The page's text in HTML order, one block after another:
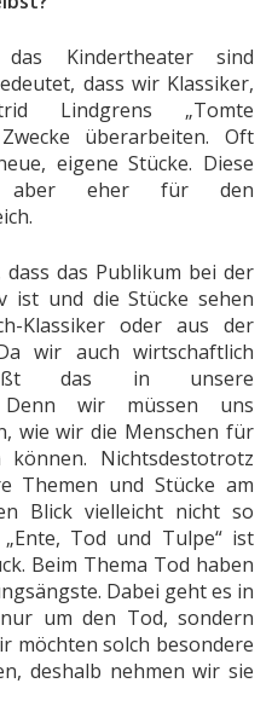
Kindertheater sind
dass wir Klassiker,
Lindgrens „Tomte
überarbeiten. Oft
eigene Stücke. Diese
aber eher für den
das Publikum bei der
ist und die Stücke sehen
Klassiker oder aus der
wir auch wirtschaftlich
das in unsere
Denn wir müssen uns
wie wir die Menschen für
Nichtsdestotrotz
Themen und Stücke am
Blick vielleicht nicht so
Tod und Tulpe“ ist
Beim Thema Tod haben
Dabei geht es in
um den Tod, sondern
möchten solch besondere
deshalb nehmen wir sie